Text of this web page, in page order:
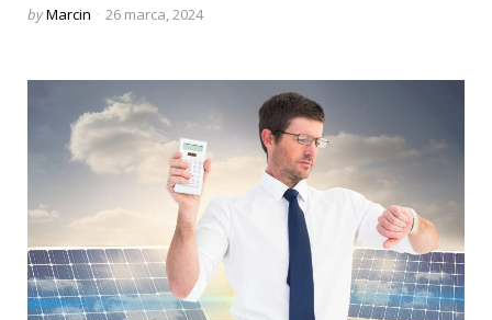
Posted
byMarcin 26 marca, 2024